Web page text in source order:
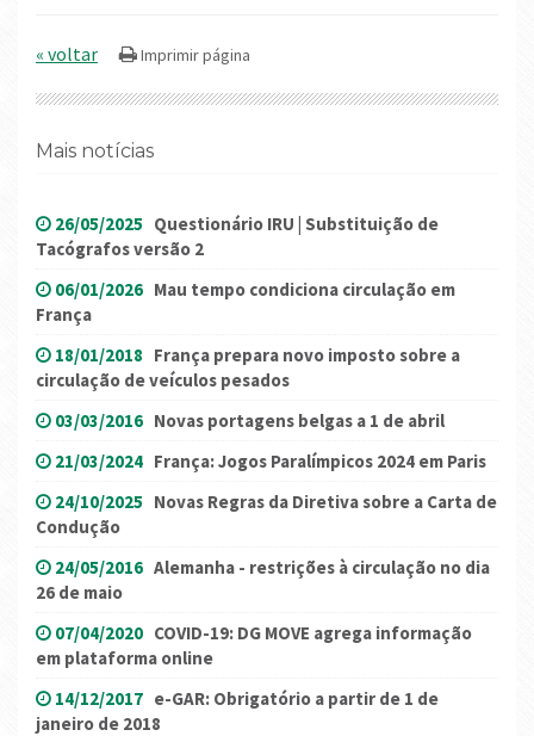
« voltar
Mais notícias
26/05/2025 Questionário IRU | Substituição de
Tacógrafos versão 2
06/01/2026 Mau tempo condiciona circulação em
França
18/01/2018 França prepara novo imposto sobre a
circulação de veículos pesados
03/03/2016 Novas portagens belgas a 1 de abril
21/03/2024 França: Jogos Paralímpicos 2024 em Paris
24/10/2025 Novas Regras da Diretiva sobre a Carta de
Condução
24/05/2016 Alemanha - restrições à circulação no dia
26 de maio
07/04/2020 COVID-19: DG MOVE agrega informação
em plataforma online
14/12/2017 e-GAR: Obrigatório a partir de 1 de
janeiro de 2018